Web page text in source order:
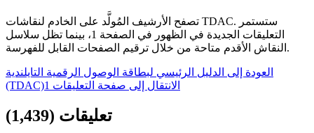
تصفح الأرشيف المُولَّد على الخادم لنقاشات TDAC. ستستمر
التعليقات الجديدة في الظهور في الصفحة 1، بينما تظل سلاسل
النقاش الأقدم متاحة من خلال ترقيم الصفحات القابل للفهرسة.
العودة إلى الدليل الرئيسي لبطاقة الوصول الرقمية التايلندية
(TDAC)
الانتقال إلى صفحة التعليقات 1
تعليقات (
1,439
)